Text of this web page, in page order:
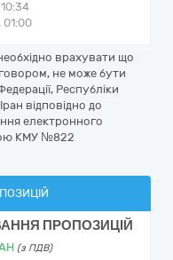
врахувати що
не може бути
Республіки
відповідно до
електронного
КМУ №822
ПРОПОЗИЦІЙ
(з ПДВ)